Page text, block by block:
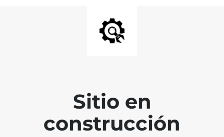
Sitio en
construcción